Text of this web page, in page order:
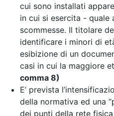
cui sono installati
in cui si esercita -
scommesse. Il titolare
identificare i minori di
esibizione di un
casi in cui la maggiore
comma 8)
E’ prevista
della normativa ed una
dei punti della rete